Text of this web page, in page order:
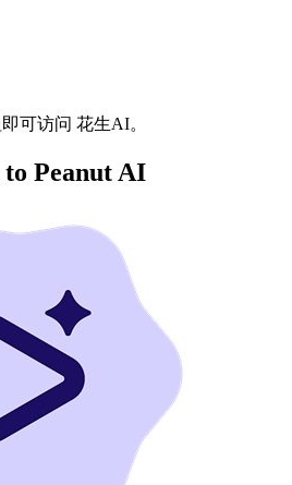
可访问 花生AI。
Peanut AI